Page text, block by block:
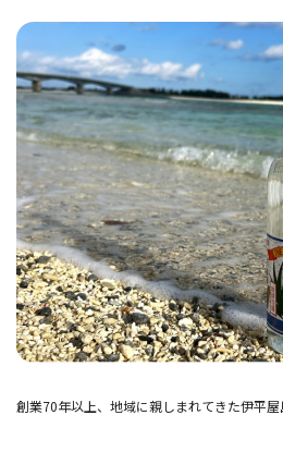
創業70年以上、地域に親しまれてきた伊平屋